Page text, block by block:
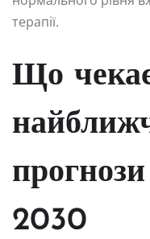
терапії.
Що чекає
2030